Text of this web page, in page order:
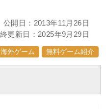
公開日： 2013年11月26日
更新日： 2025年9月29日
海外ゲーム 無料ゲーム紹介